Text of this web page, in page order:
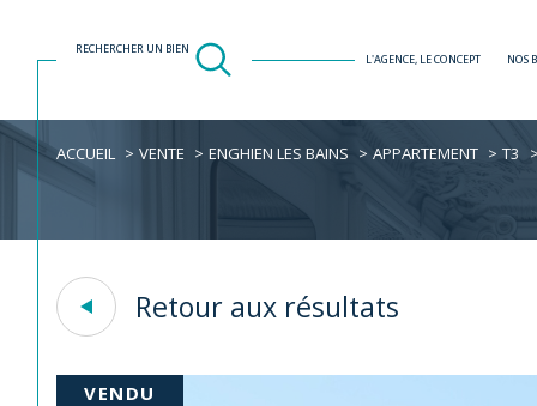
L'AGENCE, LE CONCEPT NOS
RECHERCHER UN BIEN
ACCUEIL VENTE ENGHIEN LES BAINS APPARTEMENT T3
Retour aux résultats
VENDU